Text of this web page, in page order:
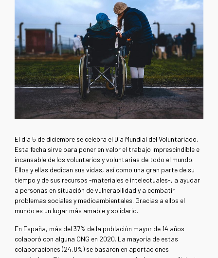
El día 5 de diciembre se celebra el Día Mundial del Voluntariado.
Esta fecha sirve para poner en valor el trabajo imprescindible e
incansable de los voluntarios y voluntarias de todo el mundo.
Ellos y ellas dedican sus vidas, así como una gran parte de su
tiempo y de sus recursos -materiales e intelectuales-, a ayudar
a personas en situación de vulnerabilidad y a combatir
problemas sociales y medioambientales. Gracias a ellos el
mundo es un lugar más amable y solidario.
En España, más del 37% de la población mayor de 14 años
colaboró con alguna ONG en 2020. La mayoría de estas
colaboraciones (24,8%) se basaron en aportaciones